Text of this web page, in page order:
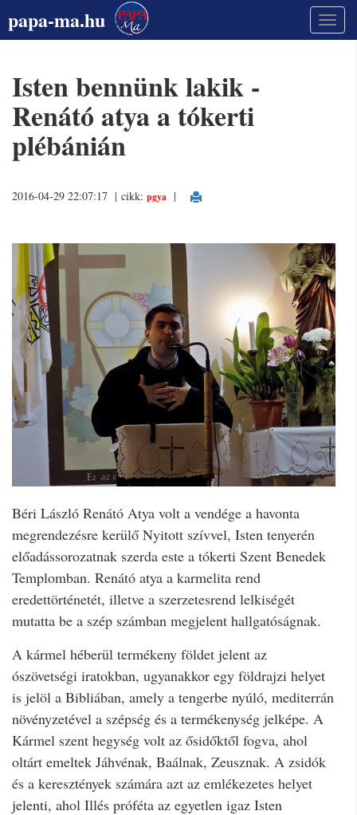
papa-ma.hu
Isten bennünk lakik -
Renátó atya a tókerti
plébánián
2016-04-29 22:07:17 | cikk: pgya |
Béri László Renátó Atya volt a vendége a havonta
megrendezésre kerülő Nyitott szívvel, Isten tenyerén
előadássorozatnak szerda este a tókerti Szent Benedek
Templomban. Renátó atya a karmelita rend
eredettörténetét, illetve a szerzetesrend lelkiségét
mutatta be a szép számban megjelent hallgatóságnak.
A kármel héberül termékeny földet jelent az
ószövetségi iratokban, ugyanakkor egy földrajzi helyet
is jelöl a Bibliában, amely a tengerbe nyúló, mediterrán
növényzetével a szépség és a termékenység jelképe. A
Kármel szent hegység volt az ősidőktől fogva, ahol
oltárt emeltek Jáhvénak, Baálnak, Zeusznak. A zsidók
és a keresztények számára azt az emlékezetes helyet
jelenti, ahol Illés próféta az egyetlen igaz Isten